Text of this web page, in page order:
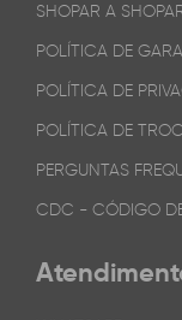
SHOPAR A
POLÍTICA DE
POLÍTICA DE
POLÍTICA DE
PERGUNTAS
CDC - CÓDIGO